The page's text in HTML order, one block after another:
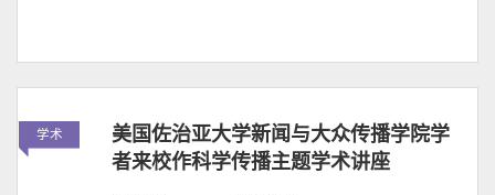
学术
美国佐治亚大学新闻与大众传播学院学
者来校作科学传播主题学术讲座